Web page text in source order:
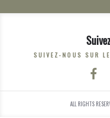
SUIVEZ-NOUS SUR
ALL RIGHTS